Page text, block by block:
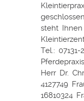
steht
Tel.:
Herr Dr.
4127749
16810324